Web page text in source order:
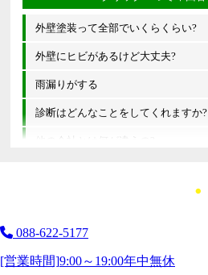
外壁塗装って全部でいくらくらい?
外壁にヒビがあるけど大丈夫?
雨漏りがする
診断はどんなことをしてくれますか?
他の会社とは何が違うの?
088-622-5177
[営業時間]9:00～19:00年中無休